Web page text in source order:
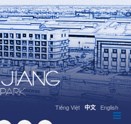
Tiếng Việt 中文 English